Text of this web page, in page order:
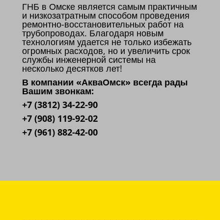
ГНБ в Омске является самым практичным
и низкозатратным способом проведения
ремонтно-восстановительных работ на
трубопроводах. Благодаря новым
технологиям удается не только избежать
огромных расходов, но и увеличить срок
службы инженерной системы на
несколько десятков лет!
В компании «АкваОмск» всегда рады
Вашим звонкам:
+7 (3812) 34-22-90
+7 (908) 119-92-02
+7 (961) 882-42-00